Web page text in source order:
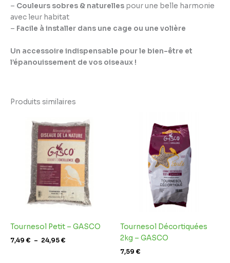
– Couleurs sobres & naturelles pour une belle harmonie
avec leur habitat
– Facile à installer dans une cage ou une volière
Un accessoire indispensable pour le bien-être et
l’épanouissement de vos oiseaux !
Produits similaires
Tournesol Petit – GASCO
7,49 € – 24,95€
de
prix :
7,49 €
à
24,95 €
Tournesol Décortiquées
2kg – GASCO
7,59 €